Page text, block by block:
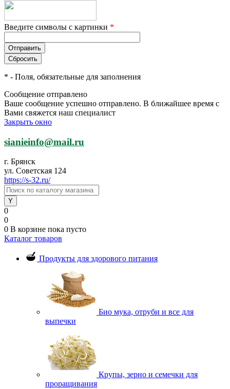
Введите символы с картинки *
* - Поля, обязательные для заполнения
Сообщение отправлено
Ваше сообщение успешно отправлено. В ближайшее время с
Вами свяжется наш специалист
Закрыть окно
sianieinfo@mail.ru
г. Брянск
ул. Советская 124
https://s-32.ru/
0
0
0 В корзине пока пусто
Каталог товаров
Продукты для здорового питания
Био мука, отруби и все для
выпечки
Крупы, зерно и семечки для
проращивания